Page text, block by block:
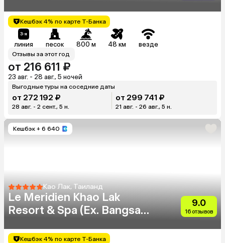
Кешбэк 4% по карте Т-Банка
линия песок 800 м 48 км везде
Отзывы за этот год
от 216 611 ₽
23 авг. - 28 авг., 5 ночей
Выгодные туры на соседние даты
от 272 192 ₽
28 авг. - 2 сент., 5 н.
от 299 741 ₽
21 авг. - 26 авг., 5 н.
Кешбэк + 6 640
Као Лак, Таиланд
Le Meridien Khao Lak
Resort & Spa (Ex. Bangsak
9.0
16 отзывов
Кешбэк 4% по карте Т-Банка